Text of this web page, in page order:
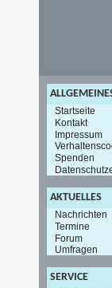
Startseite
Kontakt
Impressum
Spenden
AKTUELLES
Nachrichten
Termine
Forum
Umfragen
SERVICE